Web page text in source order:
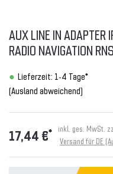
AUX LINE IN ADAPTER
RADIO NAVIGATION
Lieferzeit: 1-4 Tage*
(Ausland abweichend)
17,44 €* inkl. ges. MwSt.
Versand für DE